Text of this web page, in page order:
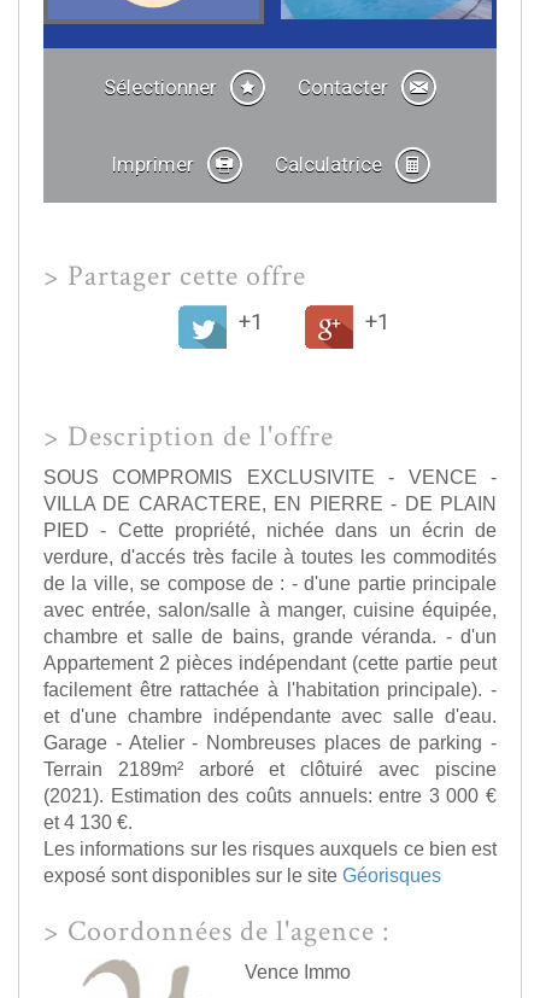
Sélectionner Contacter
Imprimer Calculatrice
> Partager cette offre
+1 +1
> Description de l'offre
SOUS COMPROMIS EXCLUSIVITE - VENCE -
VILLA DE CARACTERE, EN PIERRE - DE PLAIN
PIED - Cette propriété, nichée dans un écrin de
verdure, d'accés très facile à toutes les commodités
de la ville, se compose de : - d'une partie principale
avec entrée, salon/salle à manger, cuisine équipée,
chambre et salle de bains, grande véranda. - d'un
Appartement 2 pièces indépendant (cette partie peut
facilement être rattachée à l'habitation principale). -
et d'une chambre indépendante avec salle d'eau.
Garage - Atelier - Nombreuses places de parking -
Terrain 2189m² arboré et clôtuiré avec piscine
(2021). Estimation des coûts annuels: entre 3 000 €
et 4 130 €.
Les informations sur les risques auxquels ce bien est
exposé sont disponibles sur le site Géorisques
> Coordonnées de l'agence :
Vence Immo